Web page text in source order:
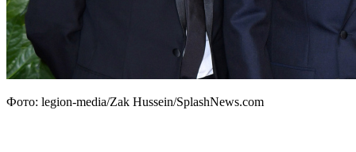
Фото: legion-media/Zak Hussein/SplashNews.com